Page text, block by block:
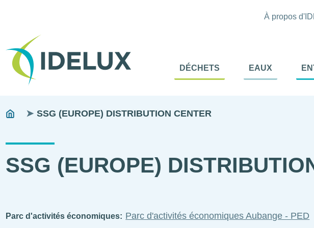
Tête
À propos
Navigation
Menu
DÉCHETS EAUX
Fils
You
SSG (EUROPE) DISTRIBUTION CENTER
SSG (EUROPE)
Parc d'activités économiques Parc d'activités économiques Aubange - PED